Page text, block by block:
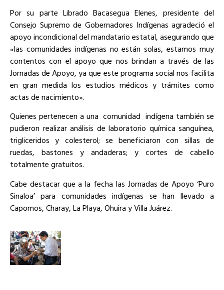
Por su parte Librado Bacasegua Elenes, presidente del
Consejo Supremo de Gobernadores Indígenas agradeció el
apoyo incondicional del mandatario estatal, asegurando que
«las comunidades indígenas no están solas, estamos muy
contentos con el apoyo que nos brindan a través de las
Jornadas de Apoyo, ya que este programa social nos facilita
en gran medida los estudios médicos y trámites como
actas de nacimiento».
Quienes pertenecen a una comunidad indígena también se
pudieron realizar análisis de laboratorio química sanguínea,
trigliceridos y colesterol; se beneficiaron con sillas de
ruedas, bastones y andaderas; y cortes de cabello
totalmente gratuitos.
Cabe destacar que a la fecha las Jornadas de Apoyo ‘Puro
Sinaloa’ para comunidades indígenas se han llevado a
Capomos, Charay, La Playa, Ohuira y Villa Juárez.